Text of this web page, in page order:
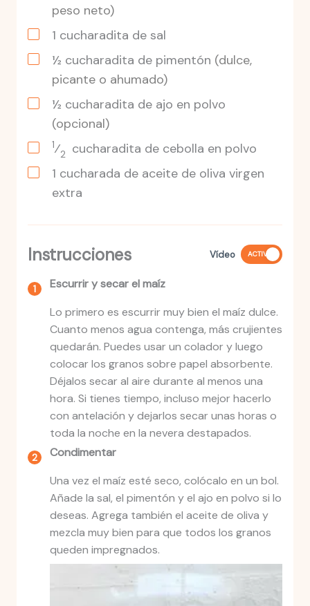
peso neto)
1 cucharadita de sal
½ cucharadita de pimentón (dulce,
picante o ahumado)
½ cucharadita de ajo en polvo
(opcional)
1⁄2 cucharadita de cebolla en polvo
1 cucharada de aceite de oliva virgen
extra
Instrucciones Vídeo ACTIVO
Escurrir y secar el maíz
Lo primero es escurrir muy bien el maíz dulce.
Cuanto menos agua contenga, más crujientes
quedarán. Puedes usar un colador y luego
colocar los granos sobre papel absorbente.
Déjalos secar al aire durante al menos una
hora. Si tienes tiempo, incluso mejor hacerlo
con antelación y dejarlos secar unas horas o
toda la noche en la nevera destapados.
Condimentar
Una vez el maíz esté seco, colócalo en un bol.
Añade la sal, el pimentón y el ajo en polvo si lo
deseas. Agrega también el aceite de oliva y
mezcla muy bien para que todos los granos
queden impregnados.